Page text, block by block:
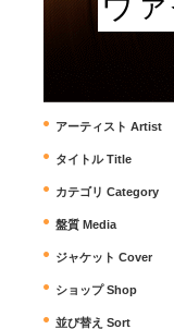
アーティスト Artist
タイトル Title
カテゴリ Category
盤質 Media
ジャケット Cover
ショップ Shop
並び替え Sort